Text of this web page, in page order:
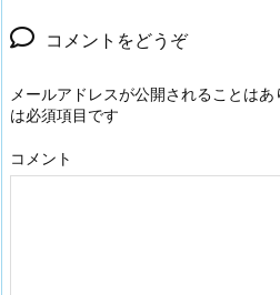
コメントをどうぞ
メールアドレスが公開されることはあ
は必須項目です
コメント